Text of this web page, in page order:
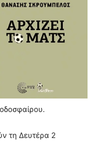
τη Δευτέρα 2